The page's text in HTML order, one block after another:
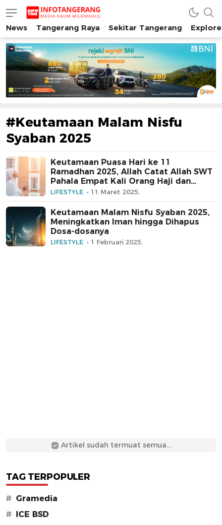
INFO TANGERANG
Media Kaum Millenials Tangerang Raya
News Tangerang Raya Sekitar Tangerang
#Keutamaan Malam Nisfu
Syaban 2025
Keutamaan Puasa Hari ke 11
Ramadhan 2025, Allah Catat Allah SWT
Pahala Empat Kali Orang Haji dan
Umrah
LIFESTYLE 11 Maret 2025,
⁠Keutamaan Malam Nisfu Syaban 2025,
Meningkatkan Iman hingga Dihapus
Dosa-dosanya
LIFESTYLE 1 Februari 2025,
Artikel sudah termuat semua...
TAG TERPOPULER
# Gramedia
#
ICE BSD